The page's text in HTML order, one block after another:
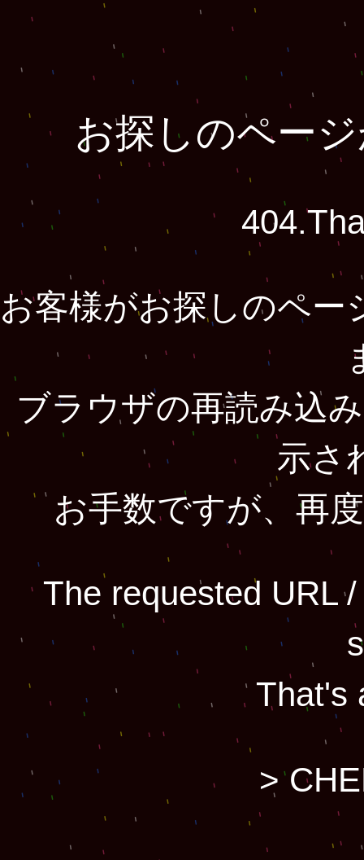
お探しのペー
お客様がお探しのペー
ブラウザの再読み込
示さ
お手数ですが、再
The requested URL
That's
>